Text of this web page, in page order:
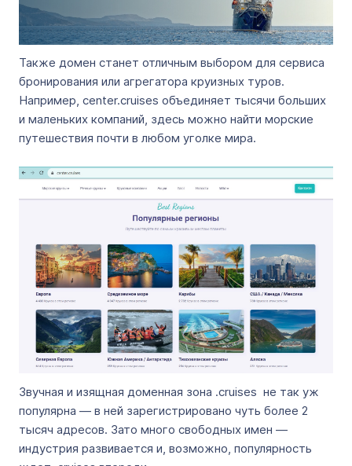
Также домен станет отличным выбором для сервиса
бронирования или агрегатора круизных туров.
Например, center.cruises объединяет тысячи больших
и маленьких компаний, здесь можно найти морские
путешествия почти в любом уголке мира.
Звучная и изящная доменная зона .сruises не так уж
популярна — в ней зарегистрировано чуть более 2
тысяч адресов. Зато много свободных имен —
индустрия развивается и, возможно, популярность